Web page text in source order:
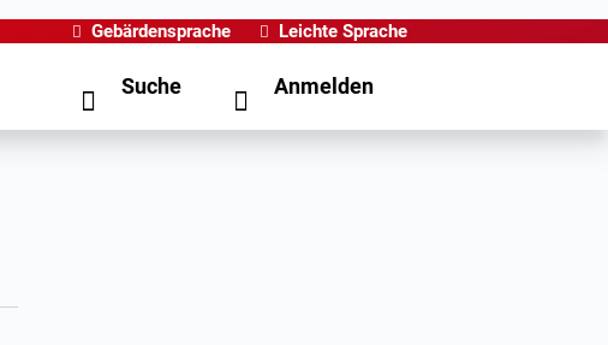
Gebärdensprache Leichte Sprache
Suche Anmelden